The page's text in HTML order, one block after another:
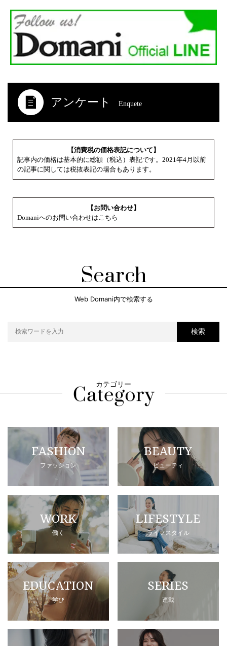
アンケート Enquete
【消費税の価格表記について】
記事内の価格は基本的に総額（税込）表記です。2021年4月以前
の記事に関しては税抜表記の場合もあります。
【お問い合わせ】
Domaniへのお問い合わせはこちら
Search
Web Domani内で検索する
検索
カテゴリー
FASHION
ファッション
BEAUTY
ビューティ
WORK
働く
LIFESTYLE
ライフスタイル
EDUCATION
学び
SERIES
連載